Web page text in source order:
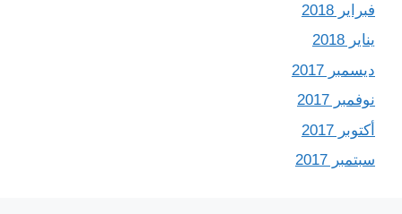
فبراير 2018
يناير 2018
ديسمبر 2017
نوفمبر 2017
أكتوبر 2017
سبتمبر 2017